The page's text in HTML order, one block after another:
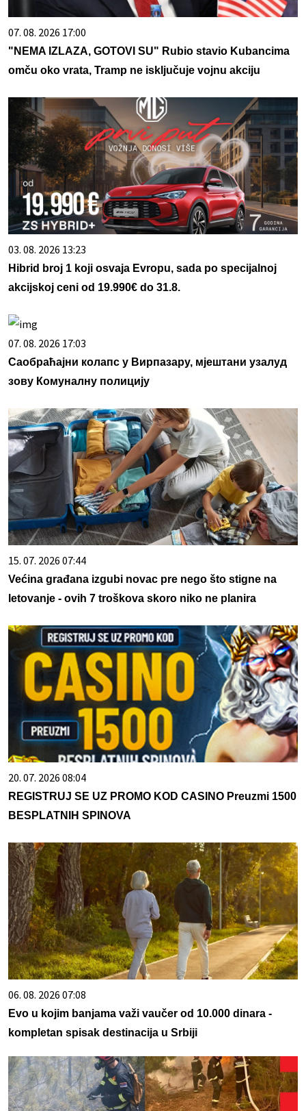
07. 08. 2026 17:00
"NEMA IZLAZA, GOTOVI SU" Rubio stavio Kubancima
omču oko vrata, Tramp ne isključuje vojnu akciju
03. 08. 2026 13:23
Hibrid broj 1 koji osvaja Evropu, sada po specijalnoj
akcijskoj ceni od 19.990€ do 31.8.
07. 08. 2026 17:03
Саобраћајни колапс у Вирпазару, мјештани узалуд
зову Комуналну полицију
15. 07. 2026 07:44
Većina građana izgubi novac pre nego što stigne na
letovanje - ovih 7 troškova skoro niko ne planira
20. 07. 2026 08:04
REGISTRUJ SE UZ PROMO KOD CASINO Preuzmi 1500
BESPLATNIH SPINOVA
06. 08. 2026 07:08
Evo u kojim banjama važi vaučer od 10.000 dinara -
kompletan spisak destinacija u Srbiji